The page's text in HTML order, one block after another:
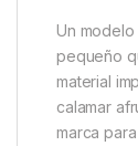
Un
pequeño
material
calamar
marca